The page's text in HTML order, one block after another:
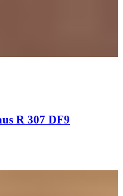
R 307 DF9